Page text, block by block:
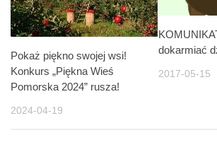
Pokaż piękno swojej wsi!
Konkurs „Piękna Wieś
Pomorska 2024” rusza!
2024-04-19
dokarmiać
2017-05-15